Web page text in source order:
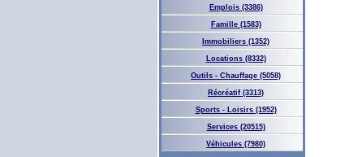
Emplois (3386)
Famille (1583)
Immobiliers (1352)
Locations (8332)
Outils - Chauffage (5058)
Récréatif (3313)
Sports - Loisirs (1952)
Services (20515)
Véhicules (7980)